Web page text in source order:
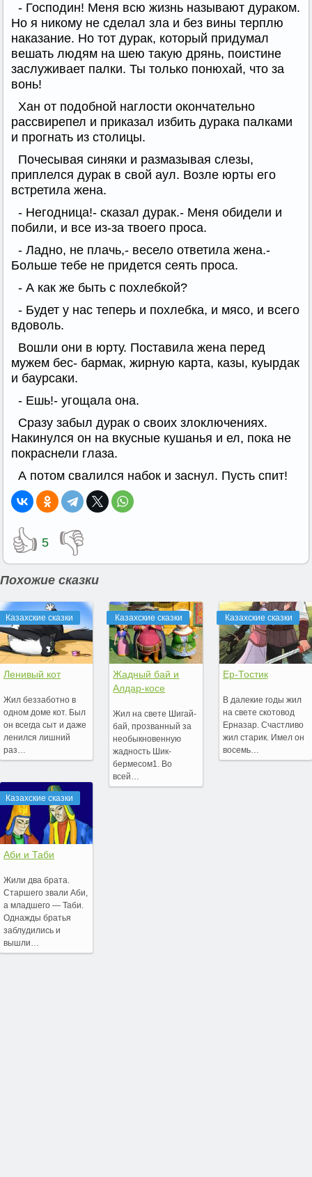
- Господин! Меня всю жизнь называют дураком.
Но я никому не сделал зла и без вины терплю
наказание. Но тот дурак, который придумал
вешать людям на шею такую дрянь, поистине
заслуживает палки. Ты только понюхай, что за
вонь!
Хан от подобной наглости окончательно
рассвирепел и приказал избить дурака палками
и прогнать из столицы.
Почесывая синяки и размазывая слезы,
приплелся дурак в свой аул. Возле юрты его
встретила жена.
- Негодница!- сказал дурак.- Меня обидели и
побили, и все из-за твоего проса.
- Ладно, не плачь,- весело ответила жена.-
Больше тебе не придется сеять проса.
- А как же быть с похлебкой?
- Будет у нас теперь и похлебка, и мясо, и всего
вдоволь.
Вошли они в юрту. Поставила жена перед
мужем бес- бармак, жирную карта, казы, куырдак
и баурсаки.
- Ешь!- угощала она.
Сразу забыл дурак о своих злоключениях.
Накинулся он на вкусные кушанья и ел, пока не
покраснели глаза.
А потом свалился набок и заснул. Пусть спит!
👍 5 👎
Похожие сказки
Казахские сказки
Ленивый кот
Жил беззаботно в
одном доме кот. Был
он всегда сыт и даже
ленился лишний
раз…
Казахские сказки
Аби и Таби
Жили два брата.
Старшего звали Аби,
а младшего — Таби.
Однажды братья
заблудились и
вышли…
Казахские сказки
Жадный бай и
Алдар-косе
Жил на свете Шигай-
бай, прозванный за
необыкновенную
жадность Шик-
бермесом1. Во
всей…
Казахские сказки
Ер-Тостик
В далекие годы жил
на свете скотовод
Ерназар. Счастливо
жил старик. Имел он
восемь…